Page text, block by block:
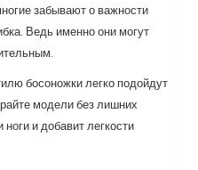
забывают о важности
Ведь именно они могут
босоножки легко подойдут
модели без лишних
и добавит легкости